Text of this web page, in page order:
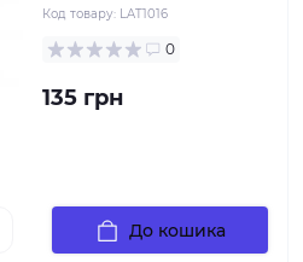
Код товару: LAT1016
0
135 грн
До кошика